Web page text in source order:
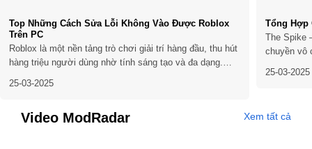
Top Những Cách Sửa Lỗi Không Vào Được Roblox
Trên PC
Roblox là một nền tảng trò chơi giải trí hàng đầu, thu hút
hàng triệu người dùng nhờ tính sáng tạo và đa dạng.
25-03-2025
Tổng Hợp
The Spike
chuyền vô
25-03-2025
Video ModRadar Xem tất cả